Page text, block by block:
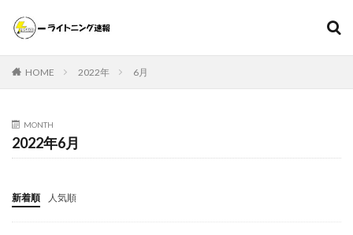
HOME 2022年 6月
MONTH
2022年6月
新着順 人気順
スニーカー ファッション
000個